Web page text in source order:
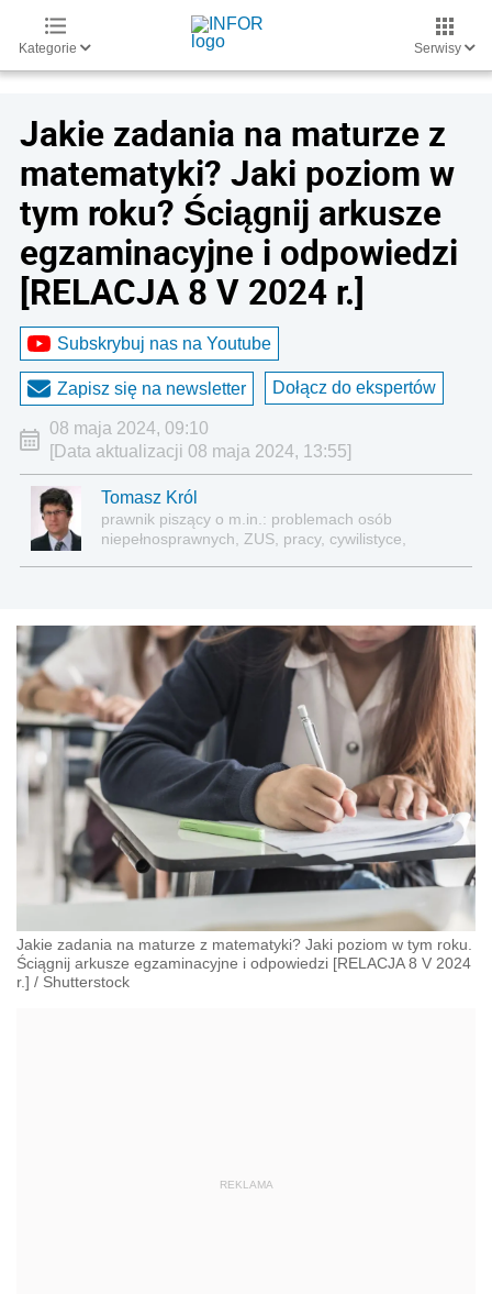
Kategorie Serwisy
Jakie zadania na maturze z
matematyki? Jaki poziom w
tym roku? Ściągnij arkusze
egzaminacyjne i odpowiedzi
[RELACJA 8 V 2024 r.]
Subskrybuj nas na Youtube
Zapisz się na newsletter Dołącz do ekspertów
08 maja 2024, 09:10
[Data aktualizacji 08 maja 2024, 13:55]
Tomasz Król
prawnik piszący o m.in.: problemach osób
niepełnosprawnych, ZUS, pracy, cywilistyce,
Jakie zadania na maturze z matematyki? Jaki poziom w tym roku.
Ściągnij arkusze egzaminacyjne i odpowiedzi [RELACJA 8 V 2024
r.] / Shutterstock